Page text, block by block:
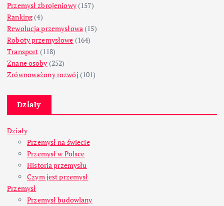
Przemysł zbrojeniowy(157)
Ranking(4)
Rewolucja przemysłowa (15)
Roboty przemysłowe (164)
Transport (118)
Znane osoby (252)
Zrównoważony rozwój (101)
Działy
Działy
Przemysł na świecie
Przemysł w Polsce
Historia przemysłu
Czym jest przemysł
Przemysł
Przemysł budowlany